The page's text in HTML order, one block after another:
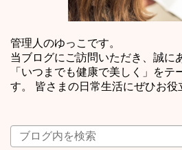
管理人のゆっこです。
当ブログにご訪問いただき、誠に
「いつまでも健康で美しく」をテ
す。 皆さまの日常生活にぜひお役